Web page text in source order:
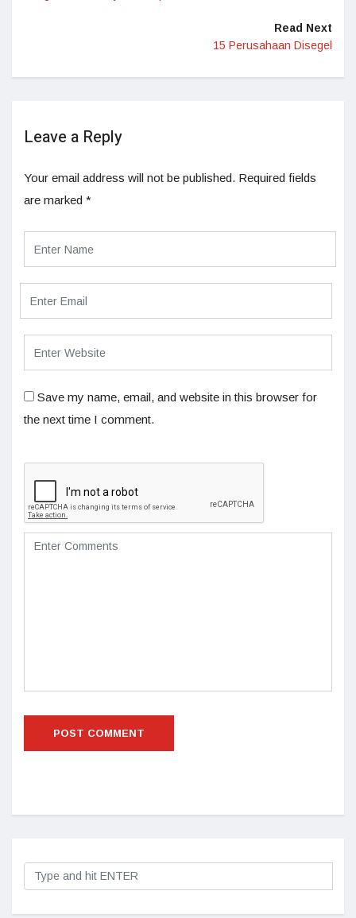
Read Next
15 Perusahaan Disegel
Leave a Reply
Your email address will not be published. Required fields
are marked *
Save my name, email, and website in this browser for
the next time I comment.